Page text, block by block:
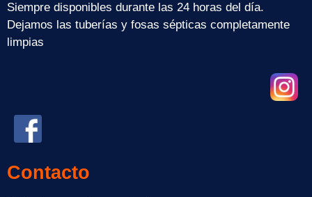
Siempre disponibles durante las 24 horas del día.
Dejamos las tuberías y fosas sépticas completamente
limpias
Contacto